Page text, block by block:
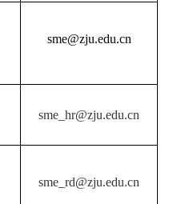
sme@zju.edu.cn
sme_hr@zju.edu.cn
sme_rd@zju.edu.cn